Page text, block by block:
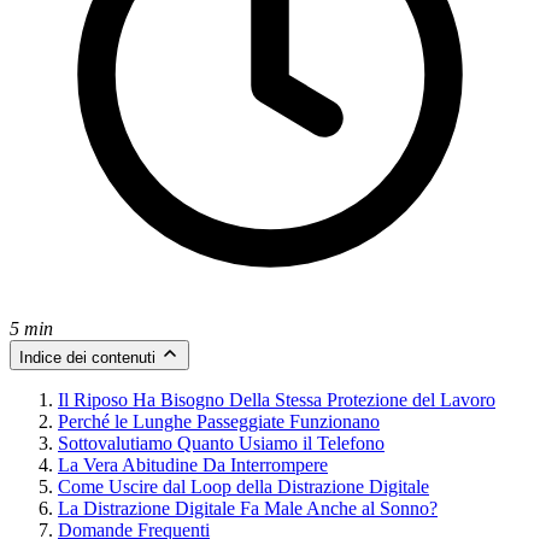
5 min
Indice dei contenuti
Il Riposo Ha Bisogno Della Stessa Protezione del Lavoro
Perché le Lunghe Passeggiate Funzionano
Sottovalutiamo Quanto Usiamo il Telefono
La Vera Abitudine Da Interrompere
Come Uscire dal Loop della Distrazione Digitale
La Distrazione Digitale Fa Male Anche al Sonno?
Domande Frequenti